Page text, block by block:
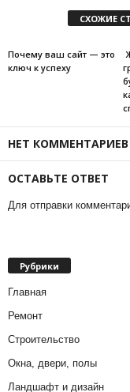
СХОЖИЕ
Почему ваш сайт — это
ключ к успеху
НЕТ КОММЕНТАРИЕВ
ОСТАВЬТЕ ОТВЕТ
Для отправки
Рубрики
Главная
Ремонт
Строительство
Окна, двери, полы
Ландшафт и дизайн